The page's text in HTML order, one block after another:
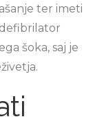
ter imeti
šoka, saj je